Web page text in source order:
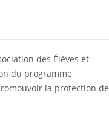
des Élèves et
du programme
la protection de